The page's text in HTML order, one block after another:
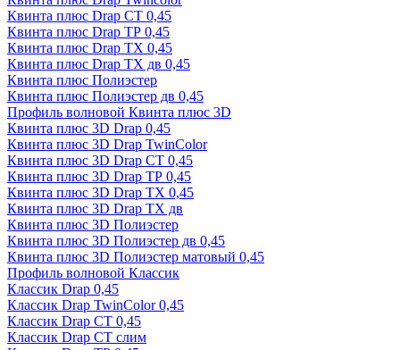
Квинта плюс Drap СТ 0,45
Квинта плюс Drap ТР 0,45
Квинта плюс Drap ТХ 0,45
Квинта плюс Drap ТХ дв 0,45
Квинта плюс Полиэстер
Квинта плюс Полиэстер дв 0,45
Профиль волновой Квинта плюс 3D
Квинта плюс 3D Drap 0,45
Квинта плюс 3D Drap TwinColor
Квинта плюс 3D Drap СТ 0,45
Квинта плюс 3D Drap ТР 0,45
Квинта плюс 3D Drap ТХ 0,45
Квинта плюс 3D Drap ТХ дв
Квинта плюс 3D Полиэстер
Квинта плюс 3D Полиэстер дв 0,45
Квинта плюс 3D Полиэстер матовый 0,45
Профиль волновой Классик
Классик Drap 0,45
Классик Drap TwinColor 0,45
Классик Drap СТ 0,45
Классик Drap СТ слим